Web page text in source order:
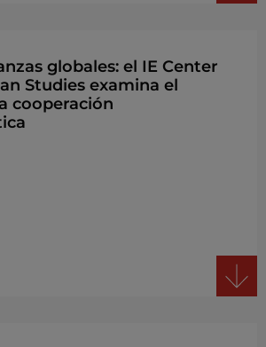
globales: el IE Center
Studies examina el
cooperación